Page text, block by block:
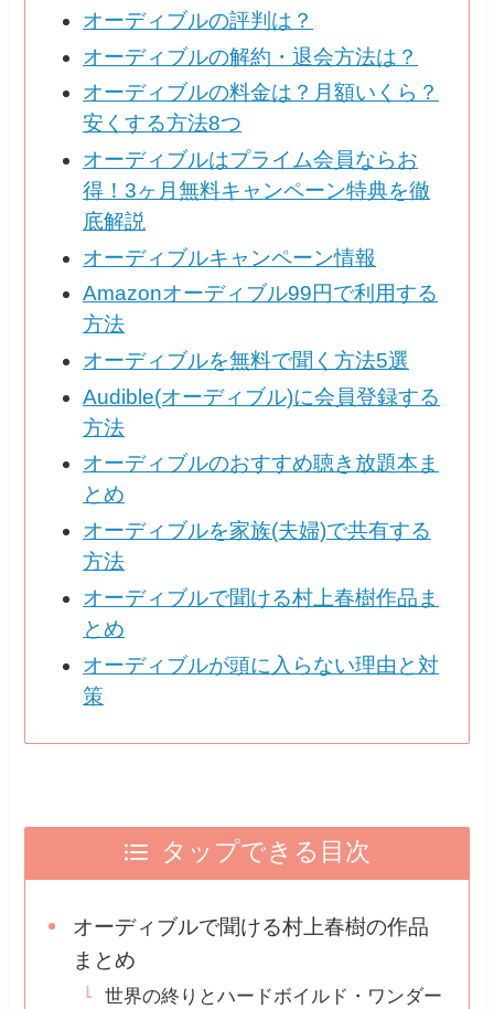
オーディブルの評判は？
オーディブルの解約・退会方法は？
オーディブルの料金は？月額いくら？
安くする方法8つ
オーディブルはプライム会員ならお
得！3ヶ月無料キャンペーン特典を徹
底解説
オーディブルキャンペーン情報
Amazonオーディブル99円で利用する
方法
オーディブルを無料で聞く方法5選
Audible(オーディブル)に会員登録する
方法
オーディブルのおすすめ聴き放題本ま
とめ
オーディブルを家族(夫婦)で共有する
方法
オーディブルで聞ける村上春樹作品ま
とめ
オーディブルが頭に入らない理由と対
策
タップできる目次
オーディブルで聞ける村上春樹の作品
まとめ
世界の終りとハードボイルド・ワンダー